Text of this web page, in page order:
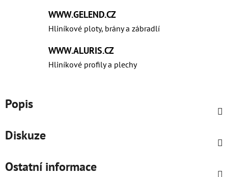
WWW.GELEND.CZ
Hliníkové ploty, brány a zábradlí
WWW.ALURIS.CZ
Hliníkové profily a plechy
Popis
Diskuze
Ostatní informace